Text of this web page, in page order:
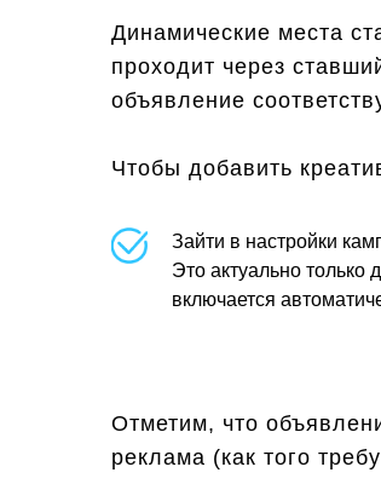
Динамические места
проходит через
объявление
Чтобы добавить
Зайти в настройки
Это актуально только
включается
Отметим, что
реклама (как того